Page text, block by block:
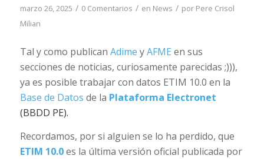
marzo 26, 2025 / 0 Comentarios / en News / por Pere Crisol
Milian
Tal y como publican Adime yAFME en sus
secciones de noticias, curiosamente parecidas ;))),
ya es posible trabajar con datos ETIM 10.0 en la
Base de Datos de la Plataforma Electronet
(BBDD PE).
Recordamos, por si alguien se lo ha perdido, que
ETIM 10.0es la última versión oficial publicada por